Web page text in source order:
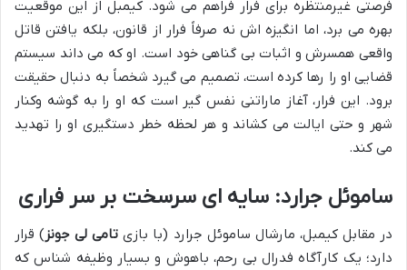
فرصتی غیرمنتظره برای فرار فراهم می شود. کیمبل از این موقعیت
بهره می برد، اما انگیزه اش نه صرفاً فرار از قانون، بلکه یافتن قاتل
واقعی همسرش و اثبات بی گناهی خود است. او که می داند سیستم
قضایی او را رها کرده است، تصمیم می گیرد شخصاً به دنبال حقیقت
برود. این فرار، آغاز ماراتنی نفس گیر است که او را به گوشه وکنار
شهر و حتی ایالت می کشاند و هر لحظه خطر دستگیری او را تهدید
می کند.
ساموئل جرارد: سایه ای سرسخت بر سر فراری
در مقابل کیمبل، مارشال ساموئل جرارد (با بازی تامی لی جونز ) قرار
دارد؛ یک کارآگاه فدرال بی رحم، باهوش و بسیار وظیفه شناس که